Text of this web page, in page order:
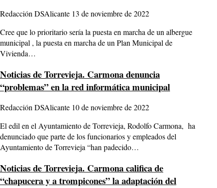
Redacción DSAlicante 13 de noviembre de 2022
Cree que lo prioritario sería la puesta en marcha de un albergue
municipal , la puesta en marcha de un Plan Municipal de
Vivienda…
Noticias de Torrevieja. Carmona denuncia
“problemas” en la red informática municipal
Redacción DSAlicante 10 de noviembre de 2022
El edil en el Ayuntamiento de Torrevieja, Rodolfo Carmona, ha
denunciado que parte de los funcionarios y empleados del
Ayuntamiento de Torrevieja “han padecido…
Noticias de Torrevieja. Carmona califica de
“chapucera y a trompicones” la adaptación del